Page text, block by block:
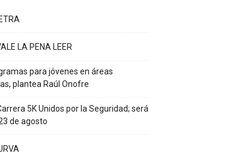
LA PENA LEER
para jóvenes en áreas
plantea Raúl Onofre
5K Unidos por la Seguridad; será
de agosto